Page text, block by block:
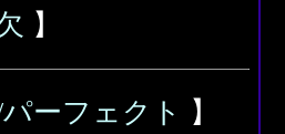
】
ーフェクト
】